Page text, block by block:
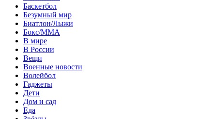
Баскетбол
Безумный мир
Биатлон/Лыжи
Бокс/MMA
В мире
В России
Вещи
Военные новости
Волейбол
Гаджеты
Дети
Дом и сад
Еда